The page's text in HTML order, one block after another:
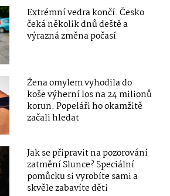
Extrémní vedra končí. Česko
čeká několik dnů deště a
výrazná změna počasí
Žena omylem vyhodila do
koše výherní los na 24 milionů
korun. Popeláři ho okamžitě
začali hledat
Jak se připravit na pozorování
zatmění Slunce? Speciální
pomůcku si vyrobíte sami a
skvěle zabavíte děti